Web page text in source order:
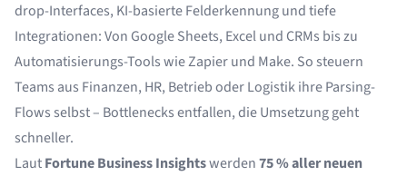
drop-Interfaces, KI-basierte Felderkennung und tiefe
Integrationen: Von Google Sheets, Excel und CRMs bis zu
Automatisierungs-Tools wieZapier und Make. So steuern
Teams aus Finanzen, HR, Betrieb oder Logistik ihre Parsing-
Flows selbst – Bottlenecks entfallen, die Umsetzung geht
schneller.
LautFortune Business Insightswerden75 % aller neuen